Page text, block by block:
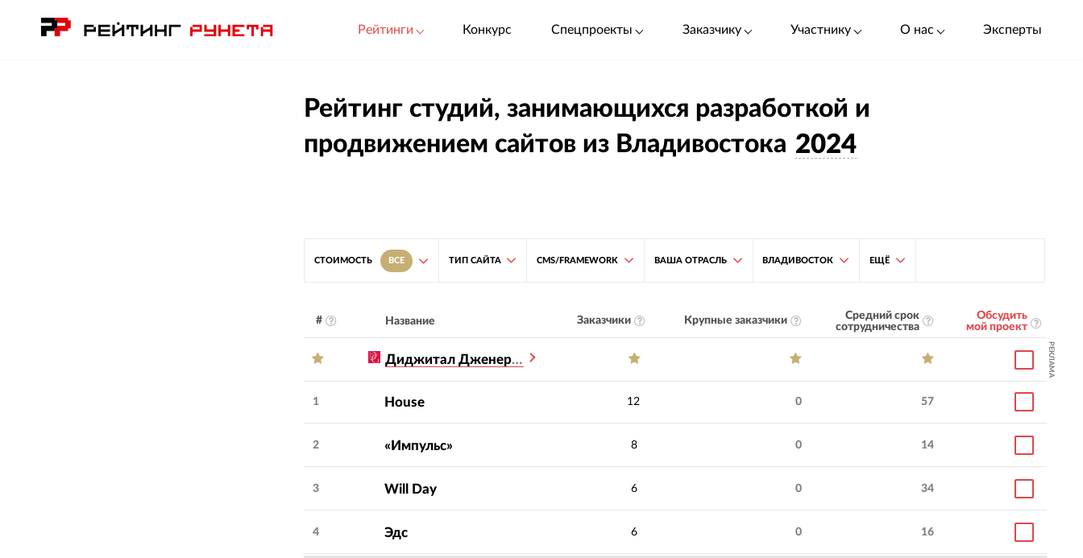
Рейтинги Конкурс Спецпроекты Заказчику Участнику О нас Эксперты
Рейтинг студий, занимающихся разработкой и
продвижением сайтов из Владивостока 2024
СТОИМОСТЬ ВСЕ ТИП САЙТА CMS/FRAMEWORK ВАША ОТРАСЛЬ ВЛАДИВОСТОК ЕЩЁ
# Название Заказчики Крупные заказчики
Средний срок
сотрудничества
Обсудить
мой проект
Диджитал Дженерейшен РЕКЛАМА
1 House 12 0 57
2 «Импульс» 8 0 14
3 Will Day 6 0 34
4 Эдс 6 0 16